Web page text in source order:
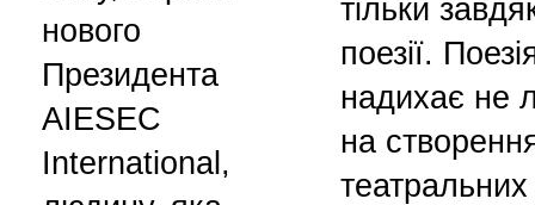
нового
Президента
AIESEC
International,
тільки
поезії.
надихає не
на
театральних